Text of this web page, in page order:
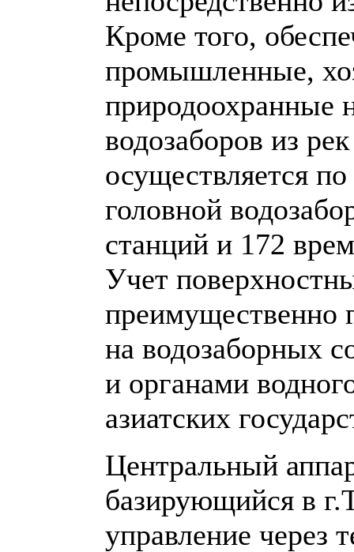
Кроме того,
промышленные,
природоохранные
водозаборов из
осуществляется
головной
станций и 172
Учет
преимущественно
на водозаборных
и органами
азиатских
Центральный
базирующийся в
управление через